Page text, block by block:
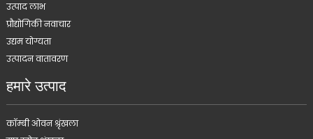
उत्पाद लाभ
प्रौद्योगिकी नवाचार
उद्यम योग्यता
उत्पादन वातावरण
हमारे उत्पाद
कॉम्बी ओवन श्रृंखला